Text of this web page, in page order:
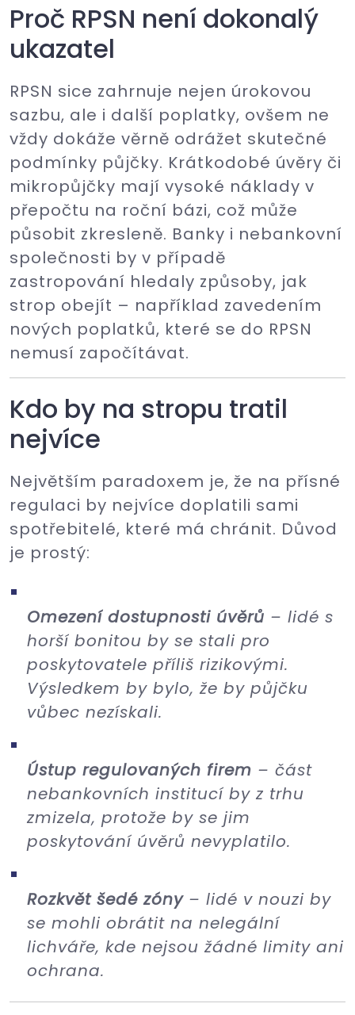
Proč RPSN není dokonalý
ukazatel
RPSN sice zahrnuje nejen úrokovou
sazbu, ale i další poplatky, ovšem ne
vždy dokáže věrně odrážet skutečné
podmínky půjčky. Krátkodobé úvěry či
mikropůjčky mají vysoké náklady v
přepočtu na roční bázi, což může
působit zkresleně. Banky i nebankovní
společnosti by v případě
zastropování hledaly způsoby, jak
strop obejít – například zavedením
nových poplatků, které se do RPSN
nemusí započítávat.
Kdo by na stropu tratil
nejvíce
Největším paradoxem je, že na přísné
regulaci by nejvíce doplatili sami
spotřebitelé, které má chránit. Důvod
je prostý:
Omezení dostupnosti úvěrů – lidé s
horší bonitou by se stali pro
poskytovatele příliš rizikovými.
Výsledkem by bylo, že by půjčku
vůbec nezískali.
Ústup regulovaných firem – část
nebankovních institucí by z trhu
zmizela, protože by se jim
poskytování úvěrů nevyplatilo.
Rozkvět šedé zóny– lidé v nouzi by
se mohli obrátit na nelegální
lichváře, kde nejsou žádné limity ani
ochrana.